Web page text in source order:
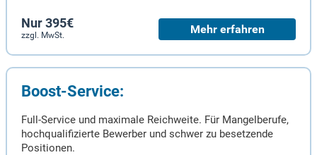
Nur 395€
zzgl. MwSt. Mehr erfahren
Boost-Service:
Full-Service und maximale Reichweite. Für Mangelberufe,
hochqualifizierte Bewerber und schwer zu besetzende
Positionen.